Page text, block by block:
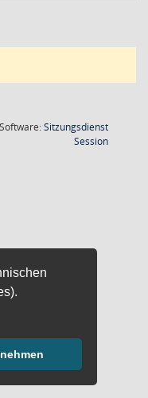
Software:Sitzungsdienst
Session(Wird in